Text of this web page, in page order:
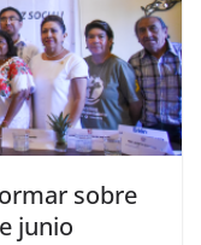
sobre
junio